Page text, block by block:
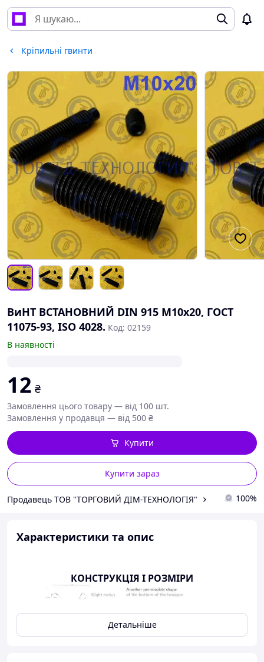
Кріпильні гвинти
ВиНТ ВСТАНОВНИЙ DIN 915 М10х20, ГОСТ
11075-93, ISO 4028. Код: 02159
В наявності
12 ₴
Замовлення цього товару — від 100 шт.
Замовлення у продавця — від 500 ₴
Купити зараз
Купити
Продавець ТОВ "ТОРГОВИЙ ДІМ-ТЕХНОЛОГІЯ" 100%
Характеристики та опис
КОНСТРУКЦІЯ І РОЗМІРИ
Детальніше